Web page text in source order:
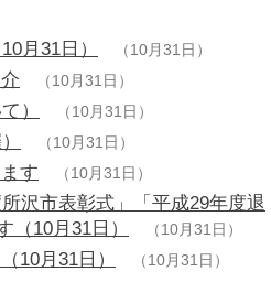
月31日） （10月31日）
（10月31日）
） （10月31日）
（10月31日）
す （10月31日）
沢市表彰式」「平成29年度退
10月31日）
（10月31日）
10月31日） （10月31日）